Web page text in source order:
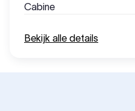
Cabine
Bekijk alle details